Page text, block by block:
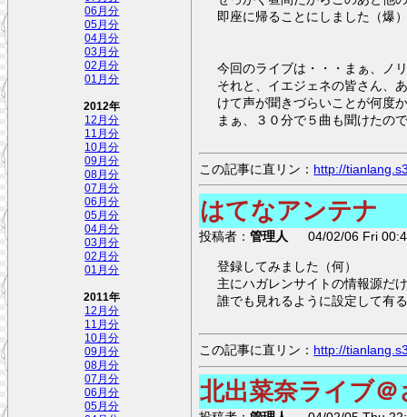
06月分
05月分
04月分
03月分
02月分
01月分
2012年
12月分
11月分
10月分
09月分
08月分
07月分
06月分
05月分
04月分
03月分
02月分
01月分
2011年
12月分
11月分
10月分
09月分
08月分
07月分
06月分
05月分
即座に帰ることにしました（爆
今回のライブは・・・まぁ、ノ
それと、イエジェネの皆さん、
けて声が聞きづらいことが何度
まぁ、３０分で５曲も聞けたの
この記事に直リン： http://
はてなアンテナ
投稿者：管理人 04/02/06 Fri
登録してみました（何）
主にハガレンサイトの情報源だ
誰でも見れるように設定して有
この記事に直リン： http://
北出菜奈ライブ